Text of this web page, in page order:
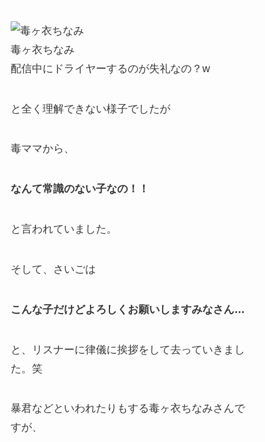
毒ヶ衣ちなみ
配信中にドライヤーするのが失礼なの？w
と全く理解できない様子でしたが
毒ママから、
なんて常識のない子なの！！
と言われていました。
そして、さいごは
こんな子だけどよろしくお願いしますみなさん…
と、リスナーに律儀に挨拶をして去っていきまし
た。笑
暴君などといわれたりもする毒ヶ衣ちなみさんで
すが、